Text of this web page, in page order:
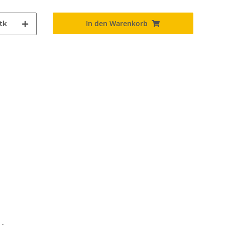
In den Warenkorb